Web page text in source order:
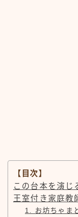
【目次】
この台本を演じ
王室付き家庭教
1. お坊ちゃま